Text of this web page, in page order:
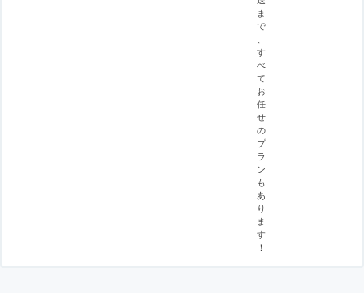
ま
で
、
す
べ
て
お
任
せ
の
プ
ラ
ン
も
あ
り
ま
す
！